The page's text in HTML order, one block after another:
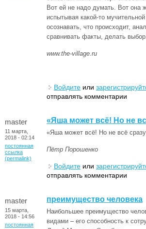
Вот ей не надо думать. Вот она
испытывая какой-то
осознавать, что происходит,
сравнивать факты, делать
www.the-village.ru
Войдите или
отправлять комментарии
master
11 марта,
2018 - 02:14
постоянная
ссылка
(permalink)
«Яша может всё! Но не
«Яша может всё! Но не всё
Пётр Порошенко
Войдите или
отправлять комментарии
master
15 марта,
2018 - 14:56
постоянная
преимущество человека
Наибольшее преимущество
видами – его способность к